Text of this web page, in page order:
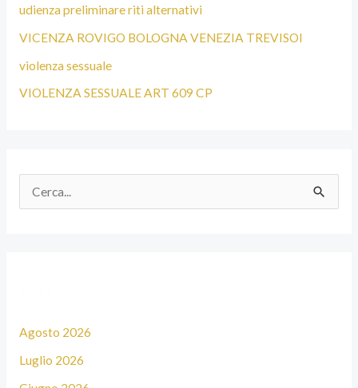
udienza preliminare riti alternativi
VICENZA ROVIGO BOLOGNA VENEZIA TREVISOI
violenza sessuale
VIOLENZA SESSUALE ART 609 CP
Agosto 2026
Luglio 2026